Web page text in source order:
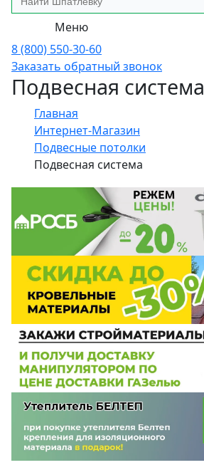
Меню
8 (800) 550-30-60
Заказать обратный звонок
Подвесная система
Главная
Интернет-Магазин
Подвесные потолки
Подвесная система